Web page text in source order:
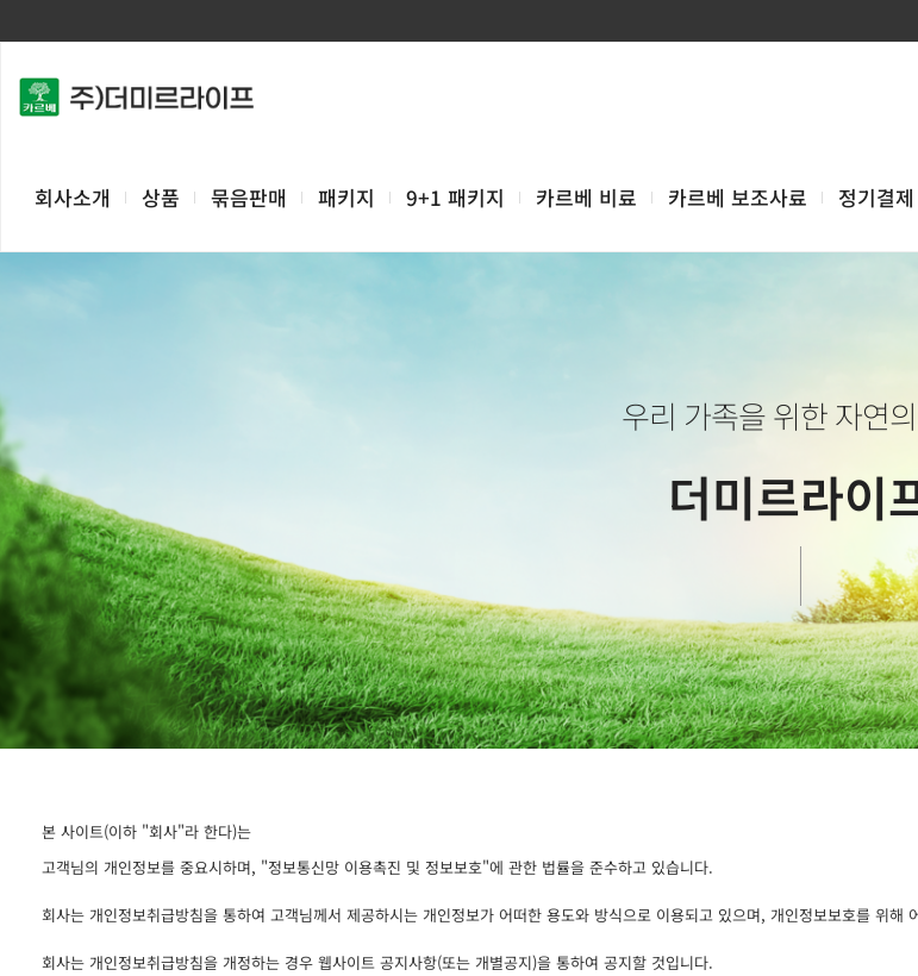
회사소개 상품 묶음판매 패키지 9+1 패키지 카르베 비료 카르베 보조사료 정기결제
우리 가족을 위한 자연
더미르라이
본 사이트(이하 "회사"라 한다)는
고객님의 개인정보를 중요시하며, "정보통신망 이용촉진 및 정보보호"에 관한 법률을 준수하고 있습니다.
회사는 개인정보취급방침을 통하여 고객님께서 제공하시는 개인정보가 어떠한 용도와 방식으로 이용되고 있으며, 개인정보보호를 위해
회사는 개인정보취급방침을 개정하는 경우 웹사이트 공지사항(또는 개별공지)을 통하여 공지할 것입니다.